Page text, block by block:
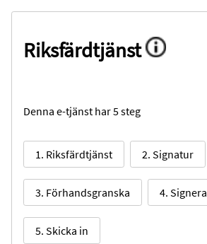
Riksfärdtjänst
Denna e-tjänst har 5 steg
1. Riksfärdtjänst 2. Signatur
3. Förhandsgranska 4. Signera
5. Skicka in